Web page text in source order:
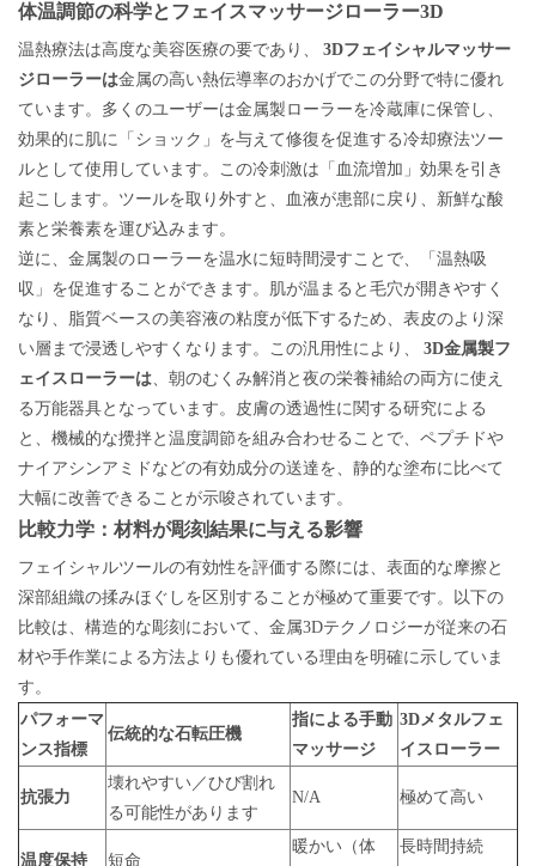
体温調節の科学とフェイスマッサージローラー3D
温熱療法は高度な美容医療の要であり、
3Dフェイシャルマッサー
ジローラーは金属の高い熱伝導率のおかげでこの分野で特に優れ
ています。多くのユーザーは金属製ローラーを冷蔵庫に保管し、
効果的に肌に「ショック」を与えて修復を促進する冷却療法ツー
ルとして使用しています。この冷刺激は「血流増加」効果を引き
起こします。ツールを取り外すと、血液が患部に戻り、新鮮な酸
素と栄養素を運び込みます。
逆に、金属製のローラーを温水に短時間浸すことで、「温熱吸
収」を促進することができます。肌が温まると毛穴が開きやすく
なり、脂質ベースの美容液の粘度が低下するため、表皮のより深
い層まで浸透しやすくなります。この汎用性により、
3D金属製フ
ェイスローラーは、朝のむくみ解消と夜の栄養補給の両方に使え
る万能器具となっています。皮膚の透過性に関する研究による
と、機械的な攪拌と温度調節を組み合わせることで、ペプチドや
ナイアシンアミドなどの有効成分の送達を、静的な塗布に比べて
大幅に改善できることが示唆されています。
比較力学：材料が彫刻結果に与える影響
フェイシャルツールの有効性を評価する際には、表面的な摩擦と
深部組織の揉みほぐしを区別することが極めて重要です。以下の
比較は、構造的な彫刻において、金属3Dテクノロジーが従来の石
材や手作業による方法よりも優れている理由を明確に示していま
す。
パフォーマ
ンス指標
伝統的な石転圧機
指による手動
マッサージ
3Dメタルフェ
イスローラー
抗張力
壊れやすい／ひび割れ
る可能性があります
N/A 極めて高い
温度保持 短命
暖かい（体 長時間持続